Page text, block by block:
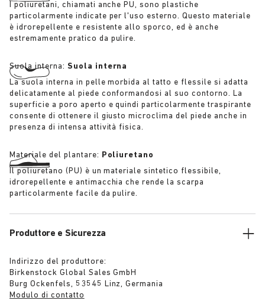
I poliuretani, chiamati anche PU, sono plastiche
particolarmente indicate per l'uso esterno. Questo materiale
è idrorepellente e resistente allo sporco, ed è anche
estremamente pratico da pulire.
Suola interna: Suola interna
La suola interna in pelle morbida al tatto e flessile si adatta
delicatamente al piede conformandosi al suo contorno. La
superficie a poro aperto e quindi particolarmente traspirante
consente di ottenere il giusto microclima del piede anche in
presenza di intensa attività fisica.
Materiale del plantare: Poliuretano
Il poliuretano (PU) è un materiale sintetico flessibile,
idrorepellente e antimacchia che rende la scarpa
particolarmente facile da pulire.
Produttore e Sicurezza
Indirizzo del produttore:
Birkenstock Global Sales GmbH
Burg Ockenfels, 53545 Linz, Germania
Modulo di contatto